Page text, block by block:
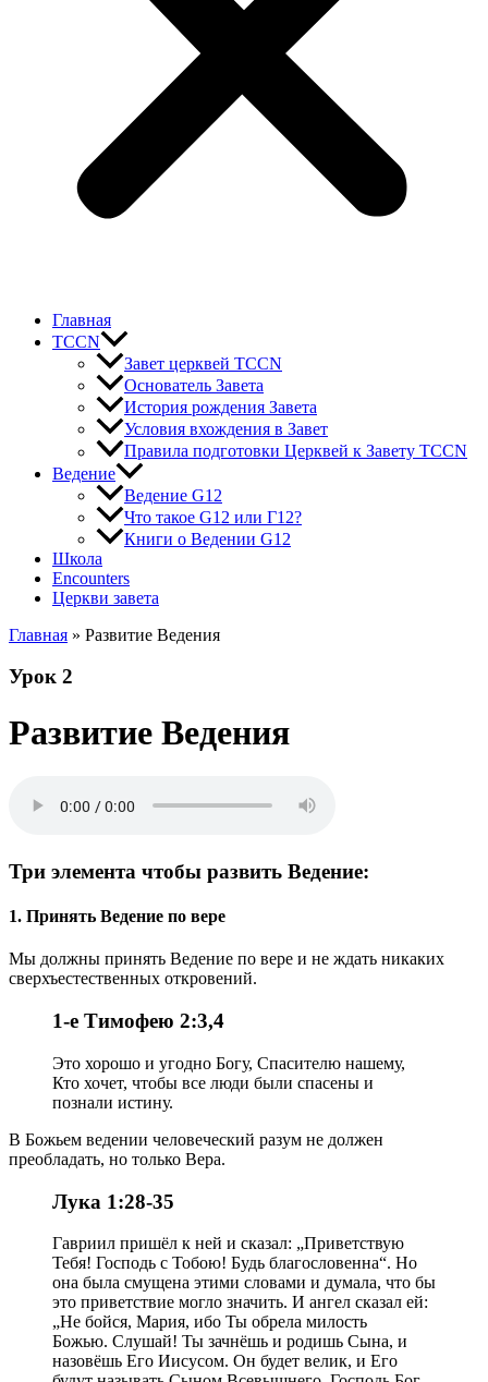
Главная
TCCN
Завет церквей TCCN
Основатель Завета
История рождения Завета
Условия вхождения в Завет
Правила подготовки Церквей к Завету TCCN
Ведение
Ведение G12
Что такое G12 или Г12?
Книги о Ведении G12
Школа
Encounters
Церкви завета
Главная » Развитие Ведения
Урок 2
Развитие Ведения
Три элемента чтобы развить Ведение:
1. Принять Ведение по вере
Мы должны принять Ведение по вере и не ждать никаких
сверхъестественных откровений.
1-е Тимофею 2:3,4
Это хорошо и угодно Богу, Спасителю нашему,
Кто хочет, чтобы все люди были спасены и
познали истину.
В Божьем ведении человеческий разум не должен
преобладать, но только Вера.
Лука 1:28-35
Гавриил пришёл к ней и сказал: „Приветствую
Тебя! Господь с Тобою! Будь благословенна“. Но
она была смущена этими словами и думала, что бы
это приветствие могло значить. И ангел сказал ей:
„Не бойся, Мария, ибо Ты обрела милость
Божью. Слушай! Ты зачнёшь и родишь Сына, и
назовёшь Его Иисусом. Он будет велик, и Его